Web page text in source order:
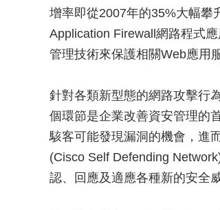
增率即從2007年的35%大幅攀
Application Firewall網路程式
管理技術來保護相關Web應用
針對各類新型態的網路攻擊行
個環節是企業改善資安管理的
駭客可能發現漏洞的機會，進
(Cisco Self Defending
認、回應及適應各種新的安全威